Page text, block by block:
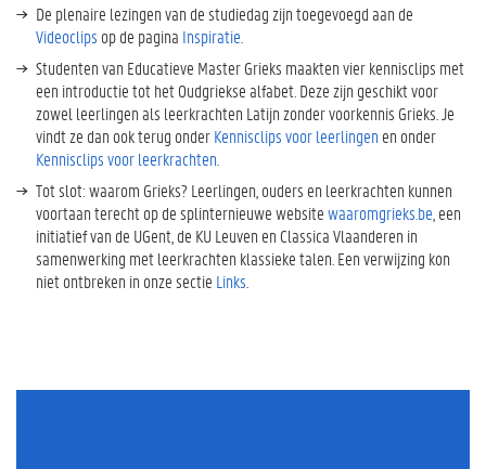
De plenaire lezingen van de studiedag zijn toegevoegd aan de
Videoclips op de pagina Inspiratie
Studenten van Educatieve Master Grieks maakten vier kennisclips met
een introductie tot het Oudgriekse alfabet. Deze zijn geschikt voor
zowel leerlingen als leerkrachten Latijn zonder voorkennis Grieks. Je
vindt ze dan ook terug onderKennisclips voor leerlingen en onder
Kennisclips voor leerkrachten
Tot slot: waarom Grieks? Leerlingen, ouders en leerkrachten kunnen
voortaan terecht op de splinternieuwe websitewaaromgrieks.be , een
initiatief van de UGent, de KU Leuven en Classica Vlaanderen in
samenwerking met leerkrachten klassieke talen. Een verwijzing kon
niet ontbreken in onze sectie Links